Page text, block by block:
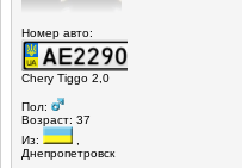
Номер авто:
Chery Tiggo 2,0
Пол:
Возраст: 37
Из:
,
Днепропетровск